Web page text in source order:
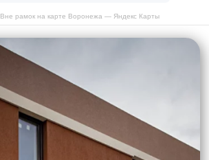
Вне рамок на карте Воронежа — Яндекс Карты